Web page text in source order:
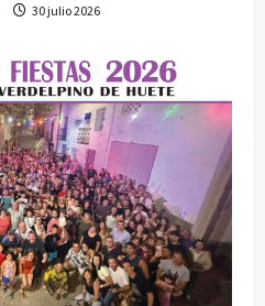
30 julio 2026